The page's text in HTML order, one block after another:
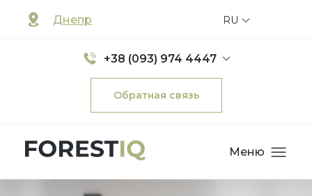
Днепр
+38 (093) 974 4447
Обратная связь
RU
Меню